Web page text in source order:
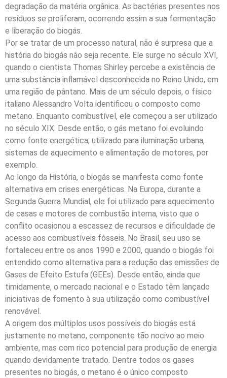
degradação da matéria orgânica. As bactérias presentes nos
resíduos se proliferam, ocorrendo assim a sua fermentação
e liberação do biogás.
Por se tratar de um processo natural, não é surpresa que a
história do biogás não seja recente. Ele surge no século XVI,
quando o cientista Thomas Shirley percebe a existência de
uma substância inflamável desconhecida no Reino Unido, em
uma região de pântano. Mais de um século depois, o físico
italiano Alessandro Volta identificou o composto como
metano. Enquanto combustível, ele começou a ser utilizado
no século XIX. Desde então, o gás metano foi evoluindo
como fonte energética, utilizado para iluminação urbana,
sistemas de aquecimento e alimentação de motores, por
exemplo.
Ao longo da História, o biogás se manifesta como fonte
alternativa em crises energéticas. Na Europa, durante a
Segunda Guerra Mundial, ele foi utilizado para aquecimento
de casas e motores de combustão interna, visto que o
conflito ocasionou a escassez de recursos e dificuldade de
acesso aos combustíveis fósseis. No Brasil, seu uso se
fortaleceu entre os anos 1990 e 2000, quando o biogás foi
entendido como alternativa para a redução das emissões de
Gases de Efeito Estufa (GEEs). Desde então, ainda que
timidamente, o mercado nacional e o Estado têm lançado
iniciativas de fomento à sua utilização como combustível
renovável.
A origem dos múltiplos usos possíveis do biogás está
justamente no metano, componente tão nocivo ao meio
ambiente, mas com rico potencial para produção de energia
quando devidamente tratado. Dentre todos os gases
presentes no biogás, o metano é o único composto